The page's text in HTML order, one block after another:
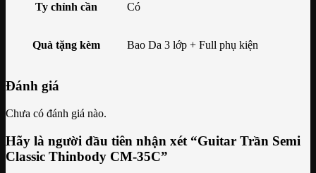
Ty chỉnh cần Có
Quà tặng kèm Bao Da 3 lớp + Full phụ kiện
Đánh giá
Chưa có đánh giá nào.
Hãy là người đầu tiên nhận xét “Guitar Trần Semi
Classic Thinbody CM-35C”